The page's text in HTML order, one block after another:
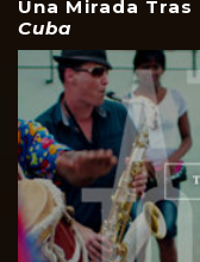
Una Mirada
Cuba